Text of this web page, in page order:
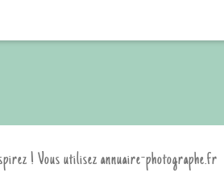
! Vous utilisez annuaire-photographe.fr